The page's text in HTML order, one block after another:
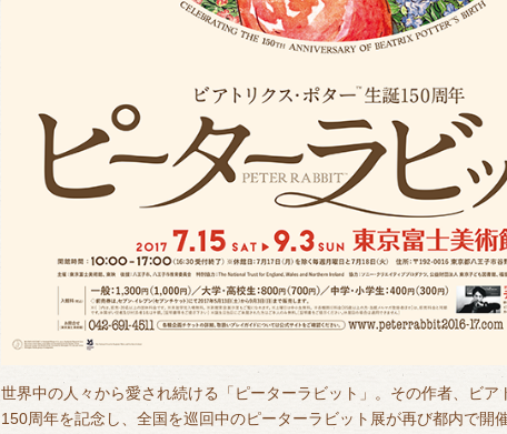
世界中の人々から愛され続ける「ピーターラビット」。その作者、ビア
150周年を記念し、全国を巡回中のピーターラビット展が再び都内で開